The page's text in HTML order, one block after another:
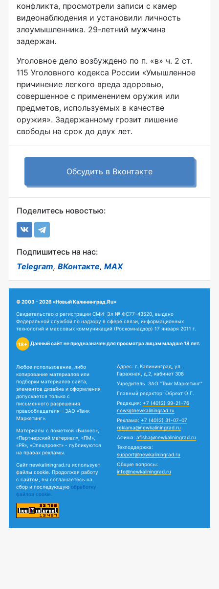
конфликта, просмотрели записи с камер
видеонаблюдения и установили личность
злоумышленника. 29-летний мужчина
задержан.
Уголовное дело возбуждено по п. «в» ч. 2 ст.
115 Уголовного кодекса России «Умышленное
причинение легкого вреда здоровью,
совершенное с применением оружия или
предметов, используемых в качестве
оружия». Задержанному грозит лишение
свободы на срок до двух лет.
Обсудить в Вконтакте
Поделитесь новостью:
Подпишитесь на нас:
Telegram, ВКонтакте, MAX
© 2003 - 2026 «Новый Калининград.Ru»
Свидетельство о регистрации СМИ: Эл № ФС77-43520, выдано
Федеральной службой по надзору в сфере связи, информационных
технологий и массовых коммуникаций (Роскомнадзор) 17 января 2011 г.
18+ Данный сайт не предназначен для просмотра лицам младше 18 лет.
Любое использование, либо
копирование материалов или
подборки материалов сайта,
элементов дизайна и оформления
допускается только с
письменного разрешения
правообладателя - ЗАО «Твик
Маркетинг».
Материалы с пометкой «Бизнес»,
«Партнерский материал», «ПМ»,
«PR», «Спецпроект» - публикуются
на правах рекламы.
Сайт newkaliningrad.ru использует
файлы cookie. Продолжая работу
с сайтом, вы соглашаетесь на
сбор и последующую обработку
файлов cookie.
Адрес: г. Калининград, ул.
Гаражная, д.2, кабинет 308
Учредитель: ЗАО "Твик Маркетинг"
Главный редактор: Обрехт О.Г.
Редакция: +7 (4012) 99-21-76
news@newkaliningrad.ru
Реклама: +7 (4012) 31-07-07
reklama@newkaliningrad.ru
Афиша: afisha@newkaliningrad.ru
Техподдержка:
support@newkaliningrad.ru
Общие вопросы:
info@newkaliningrad.ru